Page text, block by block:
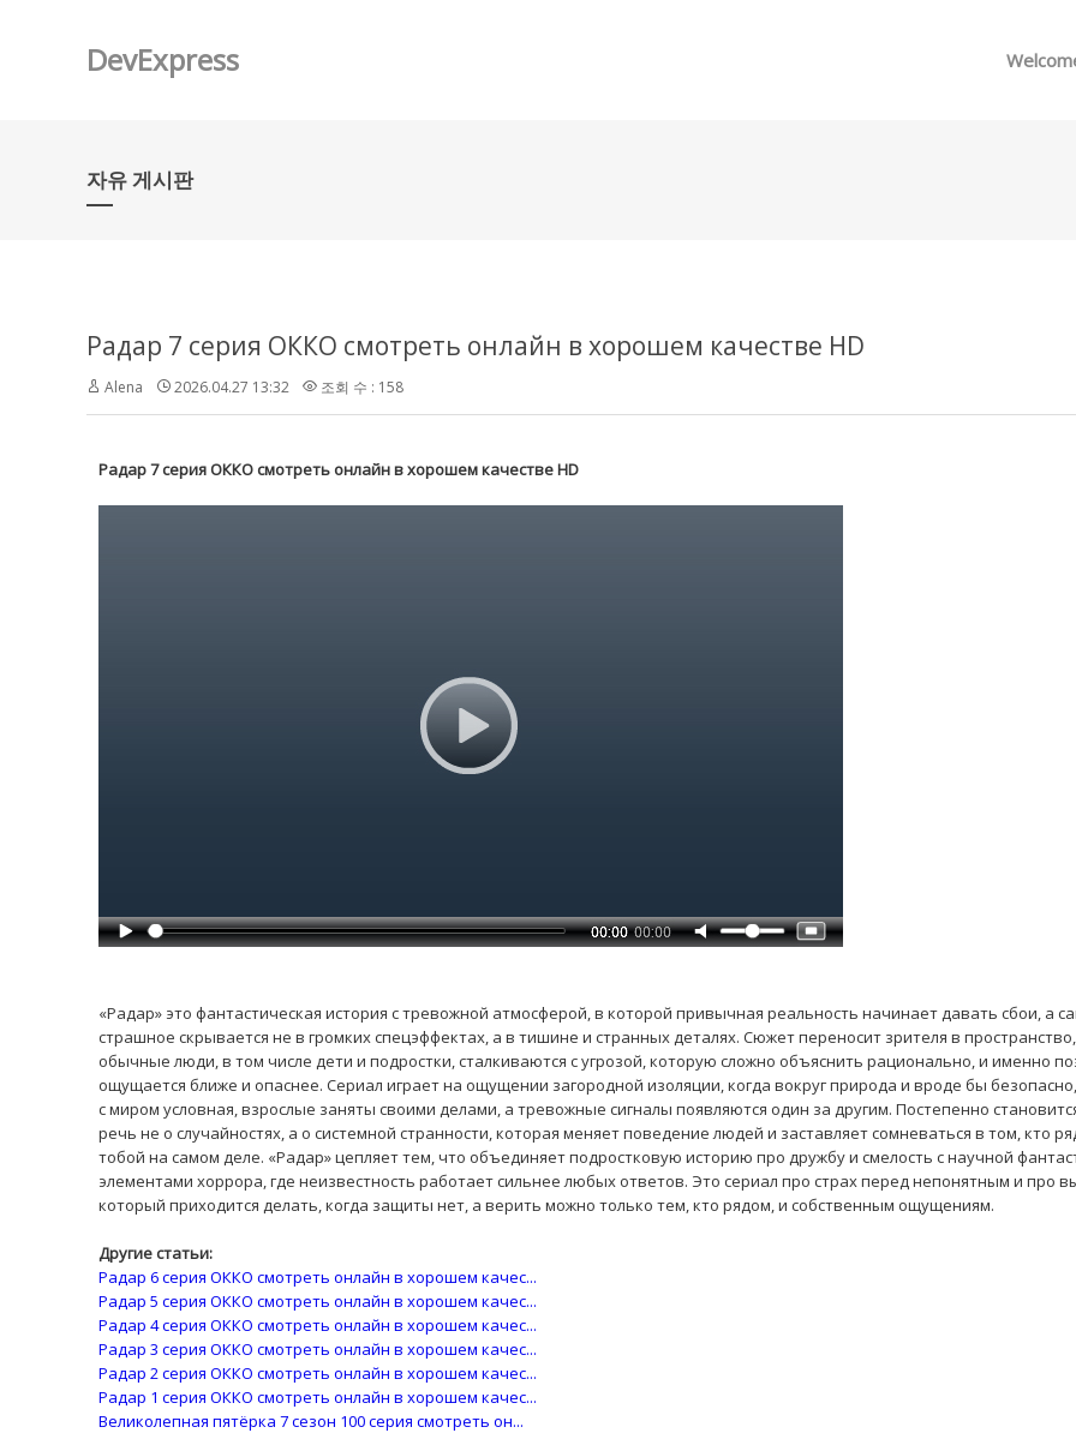
DevExpress
자유 게시판
Радар 7 серия ОККО смотреть онлайн в хорошем качестве HD
Alena 2026.04.27 13:32 조회 수 : 158
Радар 7 серия ОККО смотреть онлайн в хорошем качестве HD
«Радар» это фантастическая история с тревожной атмосферой, в которой привычная реальность начинает давать сбои, а
страшное скрывается не в громких спецэффектах, а в тишине и странных деталях. Сюжет переносит зрителя в пространство,
обычные люди, в том числе дети и подростки, сталкиваются с угрозой, которую сложно объяснить рационально, и именно
ощущается ближе и опаснее. Сериал играет на ощущении загородной изоляции, когда вокруг природа и вроде бы
с миром условная, взрослые заняты своими делами, а тревожные сигналы появляются один за другим. Постепенно
речь не о случайностях, а о системной странности, которая меняет поведение людей и заставляет сомневаться в том, кто
тобой на самом деле. «Радар» цепляет тем, что объединяет подростковую историю про дружбу и смелость с научной
элементами хоррора, где неизвестность работает сильнее любых ответов. Это сериал про страх перед непонятным и про
который приходится делать, когда защиты нет, а верить можно только тем, кто рядом, и собственным ощущениям.
Другие статьи:
Радар 6 серия ОККО смотреть онлайн в хорошем качес...
Радар 5 серия ОККО смотреть онлайн в хорошем качес...
Радар 4 серия ОККО смотреть онлайн в хорошем качес...
Радар 3 серия ОККО смотреть онлайн в хорошем качес...
Радар 2 серия ОККО смотреть онлайн в хорошем качес...
Радар 1 серия ОККО смотреть онлайн в хорошем качес...
Великолепная пятёрка 7 сезон 100 серия смотреть он...